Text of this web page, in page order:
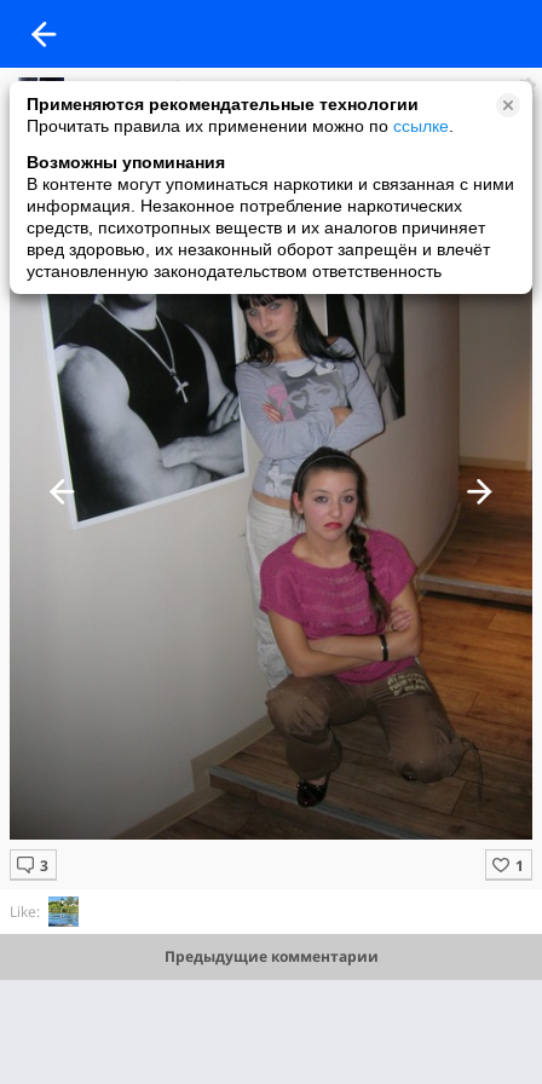
Применяются рекомендательные технологии
Прочитать правила их применении можно по ссылке
Возможны упоминания
В контенте могут упоминаться наркотики и связанная с ними
информация. Незаконное потребление наркотических
средств, психотропных веществ и их аналогов причиняет
вред здоровью, их незаконный оборот запрещён и влечёт
установленную законодательством ответственность
Наташа Голубь
added a photo
21 Oct в 21:45
Like:
Предыдущие комментарии